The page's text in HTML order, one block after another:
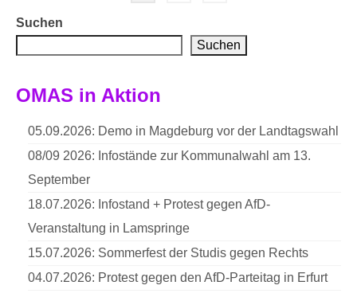
der
Beiträge
Suchen
Suchen
OMAS in Aktion
05.09.2026: Demo in Magdeburg vor der Landtagswahl
08/09 2026: Infostände zur Kommunalwahl am 13.
September
18.07.2026: Infostand + Protest gegen AfD-
Veranstaltung in Lamspringe
15.07.2026: Sommerfest der Studis gegen Rechts
04.07.2026: Protest gegen den AfD-Parteitag in Erfurt